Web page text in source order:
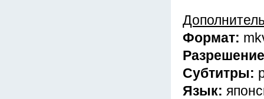
Формат:
Субтитры:
Язык: